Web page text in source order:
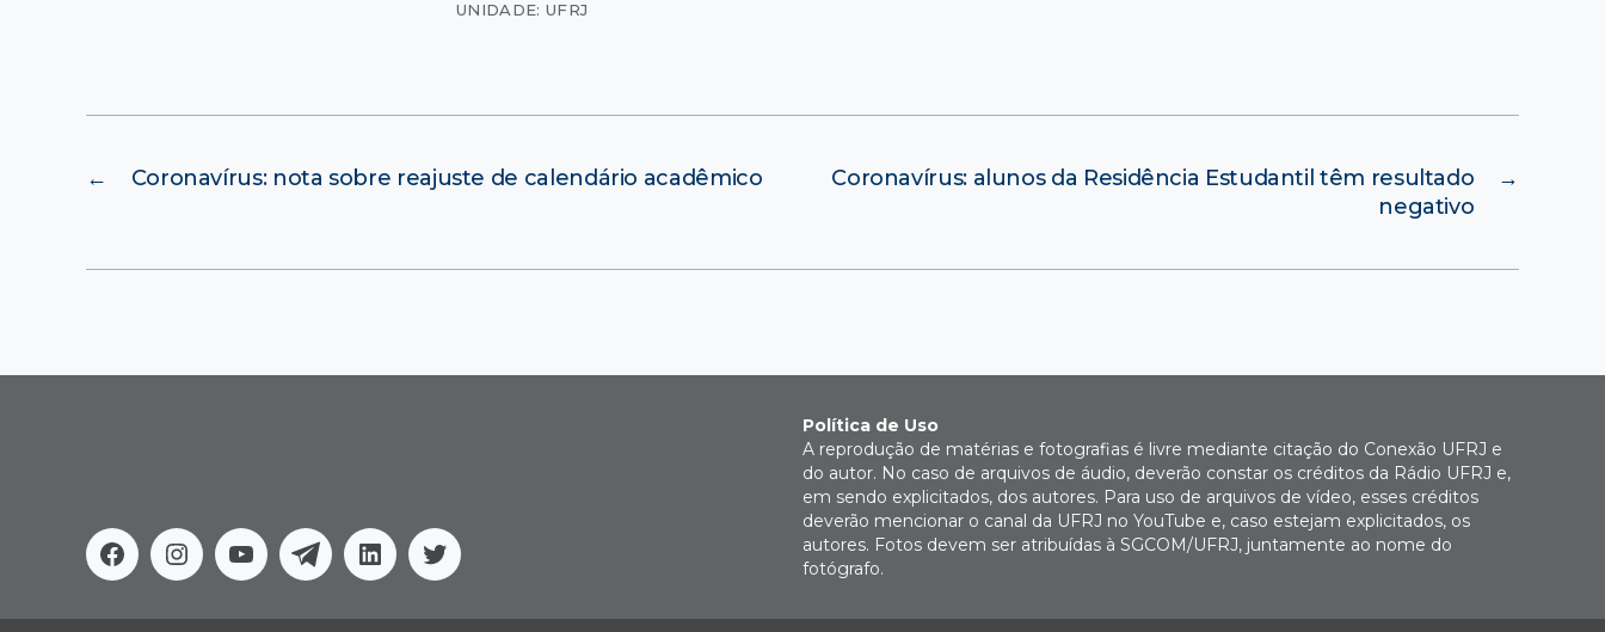
UNIDADE: UFRJ
← Coronavírus: nota sobre reajuste de calendário acadêmico →
Coronavírus: alunos da Residência Estudantil têm resultado
negativo
FacebookInstagram
YoutubeTelegramLinkedinTwitter
Política de Uso
A reprodução de matérias e fotografias é livre mediante citação do Conexão UFRJ e
do autor. No caso de arquivos de áudio, deverão constar os créditos da Rádio UFRJ e,
em sendo explicitados, dos autores. Para uso de arquivos de vídeo, esses créditos
deverão mencionar o canal da UFRJ no YouTube e, caso estejam explicitados, os
autores. Fotos devem ser atribuídas à SGCOM/UFRJ, juntamente ao nome do
fotógrafo.